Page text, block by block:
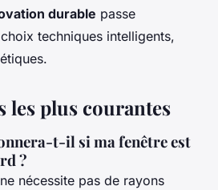
durable passe
techniques intelligents,
les plus courantes
t-il si ma fenêtre est
?
nécessite pas de rayons